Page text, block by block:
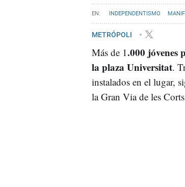
INDEPENDENTISMO
METRÓPOLI
Más de 1.000 jóvenes
la plaza Universitat.
instalados en el lugar,
la Gran Via de les